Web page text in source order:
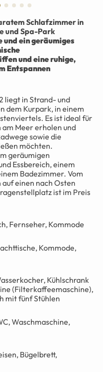
Schlafzimmer in
und Spa-Park
ein geräumiges
und eine ruhige,
Entspannen
liegt in Strand- und
dem Kurpark, in einem
Es ist ideal für
am Meer erholen und
sowie die
möchten.
geräumigen
Essbereich, einem
Badezimmer. Vom
einen nach Osten
ist im Preis
Fernseher, Kommode
Kommode,
Kühlschrank
(Filterkaffeemaschine),
mit fünf Stühlen
Waschmaschine,
Bügelbrett,